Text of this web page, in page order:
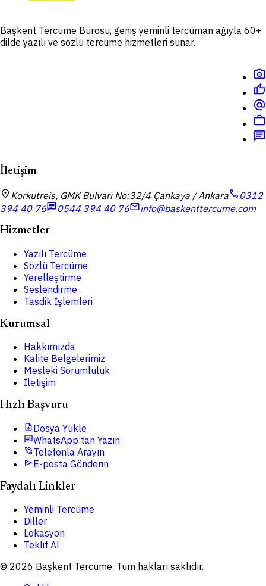
Başkent Tercüme Bürosu, geniş yeminli tercüman ağıyla 60+
dilde yazılı ve sözlü tercüme hizmetleri sunar.
photo_camera
thumb_up
alternate_email
work
chat
İletişim
location_on Korkutreis, GMK Bulvarı No:32/4 Çankaya / Ankaracall 0312
394 40 76chat0544 394 40 76mailinfo@baskenttercume.com
Hizmetler
Yazılı Tercüme
Sözlü Tercüme
Yerelleştirme
Seslendirme
Tasdik İşlemleri
Kurumsal
Hakkımızda
Kalite Belgelerimiz
Mesleki Sorumluluk
İletişim
Hızlı Başvuru
upload_fileDosya Yükle
chatWhatsApp’tan Yazın
phone_in_talkTelefonla Arayın
sendE-posta Gönderin
Faydalı Linkler
Yeminli Tercüme
Diller
Lokasyon
Teklif Al
© 2026 Başkent Tercüme. Tüm hakları saklıdır.